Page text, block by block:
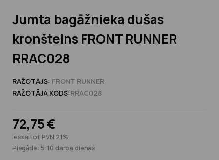
Jumta bagāžnieka dušas
kronšteins FRONT RUNNER
RRAC028
RAŽOTĀJS: FRONT RUNNER
RAŽOTĀJA KODS:RRAC028
72,75 €
ieskaitot PVN 21%
Piegāde: 5-10 darba dienas